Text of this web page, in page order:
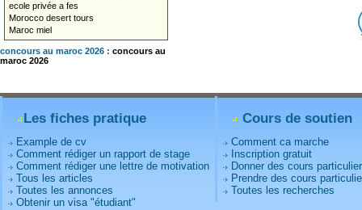
ecole privée a fes
Morocco desert tours
Maroc miel
concours au maroc 2026 : concours au
maroc 2026
Les fiches pratique
Example de cv
Comment rédiger un rapport de stage
Comment rédiger une lettre de motivation
Tous les articles
Toutes les annonces
Obtenir un visa "étudiant"
Cours de soutien
Comment ca marche
Inscription gratuit
Donner des cours
Prendre des cours
Toutes les recherches